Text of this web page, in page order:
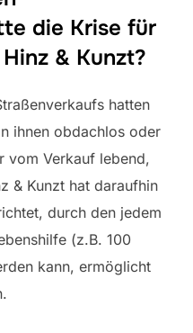
die Krise für
& Kunzt?
hatten
ihnen obdachlos oder
vom Verkauf lebend,
& Kunzt hat daraufhin
durch den jedem
(z.B. 100
kann, ermöglicht